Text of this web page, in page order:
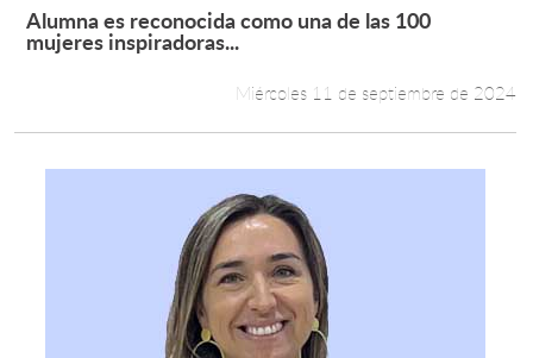
Leer más +
Alumna es reconocida como una de las 100
mujeres inspiradoras...
Miércoles 11 de septiembre de 2024